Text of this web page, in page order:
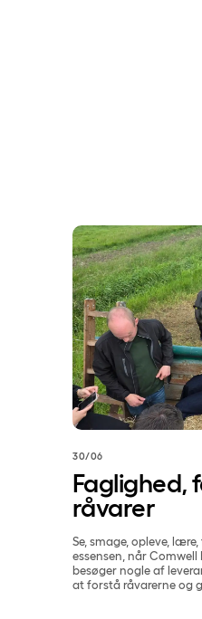
Faglighed,
30/06
Faglighed,
råvarer
Se, smage, opleve,
essensen, når Comwell
besøger nogle af
at forstå råvarerne og